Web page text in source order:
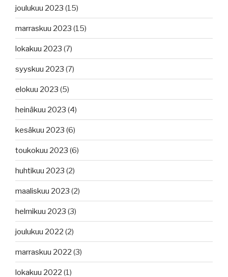
joulukuu 2023 (15)
marraskuu 2023 (15)
lokakuu 2023 (7)
syyskuu 2023 (7)
elokuu 2023 (5)
heinäkuu 2023 (4)
kesäkuu 2023 (6)
toukokuu 2023 (6)
huhtikuu 2023 (2)
maaliskuu 2023 (2)
helmikuu 2023 (3)
joulukuu 2022 (2)
marraskuu 2022 (3)
lokakuu 2022 (1)